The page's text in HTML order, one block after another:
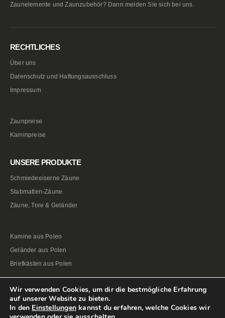
Zaunelemente und Zaunzubehör? Dann melden Sie sich bei uns.
RECHTLICHES
Über uns
Datenschutz und Haftungsausschluss
Impressum
Zaunpreise
Kaminpreise
UNSERE PRODUKTE
Schmiedeeiserne Zäune
Stabmatten-Zäune
Zäune, Tore & Geländer
Kamine aus Polen
Geländer aus Polen
Briefkästen aus Polen
Wir verwenden Cookies, um dir die bestmögliche Erfahrung
auf unserer Website zu bieten.
In den Einstellungen kannst du erfahren, welche Cookies wir